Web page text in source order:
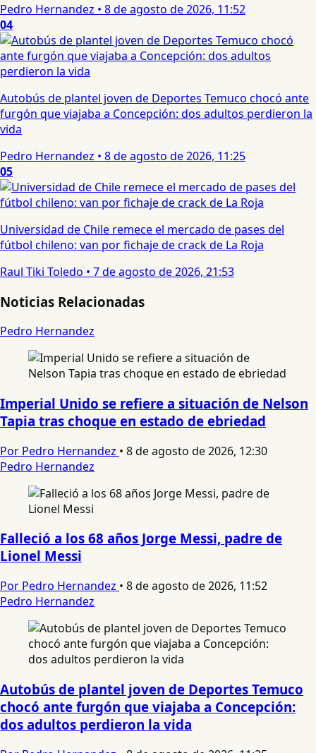
Pedro Hernandez • 8 de agosto de 2026, 11:52
04
Autobús de plantel joven de Deportes Temuco chocó ante
furgón que viajaba a Concepción: dos adultos perdieron la
vida
Pedro Hernandez • 8 de agosto de 2026, 11:25
05
Universidad de Chile remece el mercado de pases del
fútbol chileno: van por fichaje de crack de La Roja
Raul Tiki Toledo • 7 de agosto de 2026, 21:53
Noticias Relacionadas
Pedro Hernandez
Imperial Unido se refiere a situación de Nelson
Tapia tras choque en estado de ebriedad
Por Pedro Hernandez • 8 de agosto de 2026, 12:30
Pedro Hernandez
Falleció a los 68 años Jorge Messi, padre de
Lionel Messi
Por Pedro Hernandez • 8 de agosto de 2026, 11:52
Pedro Hernandez
Autobús de plantel joven de Deportes Temuco
chocó ante furgón que viajaba a Concepción:
dos adultos perdieron la vida